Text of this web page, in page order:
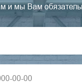
и мы Вам